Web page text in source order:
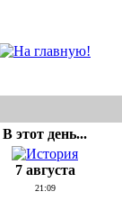
В этот день...
7 августа
21:09